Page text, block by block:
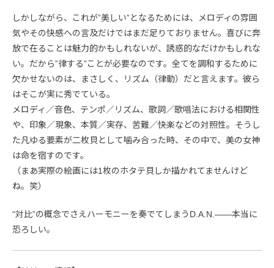
しかしながら、これが”美しい”となるためには、メロディの雰囲
気やその快感への言及だけではまだ足りておりません。喜びに奔
放で在ることは魅力的かもしれないが、誘惑的なだけかもしれな
い。だから”律する”ことが必要なのです。全てを調和するために
欠かせないのは、まさしく、リズム（律動）だと言えます。彼ら
はそこが実に秀でている。
メロディ／音色、テンポ／リズム、歌詞／歌唱法における相関性
や、印象／現象、本質／実存、苦難／快楽などの対照性。そうし
た凡ゆる要素が二枚貝として噛み合った時、その中で、美の女神
は命を宿すのです。
（まあ実際の絵画には1枚のホタテ貝しか描かれてませんけど
ね。笑）
“対比”の概念でさえハーモニーを奏でてしまうD.A.N.――本当に
恐ろしい。